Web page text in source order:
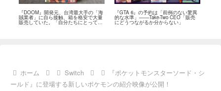
『DOOM』開発元、台湾最大手の「海
賊業者」に自ら接触、箱を格安で大量
販売していた。「自分たちにとっては
流通だった」
『GTA 6』の予約は「前例のない驚異
的な水準」――Take-Two CEO「販売
にどうつながるか分からない」
ホーム Switch
『ポケットモンスターソード・シ
ールド』に登場する新しいポケモンの紹介映像が公開！